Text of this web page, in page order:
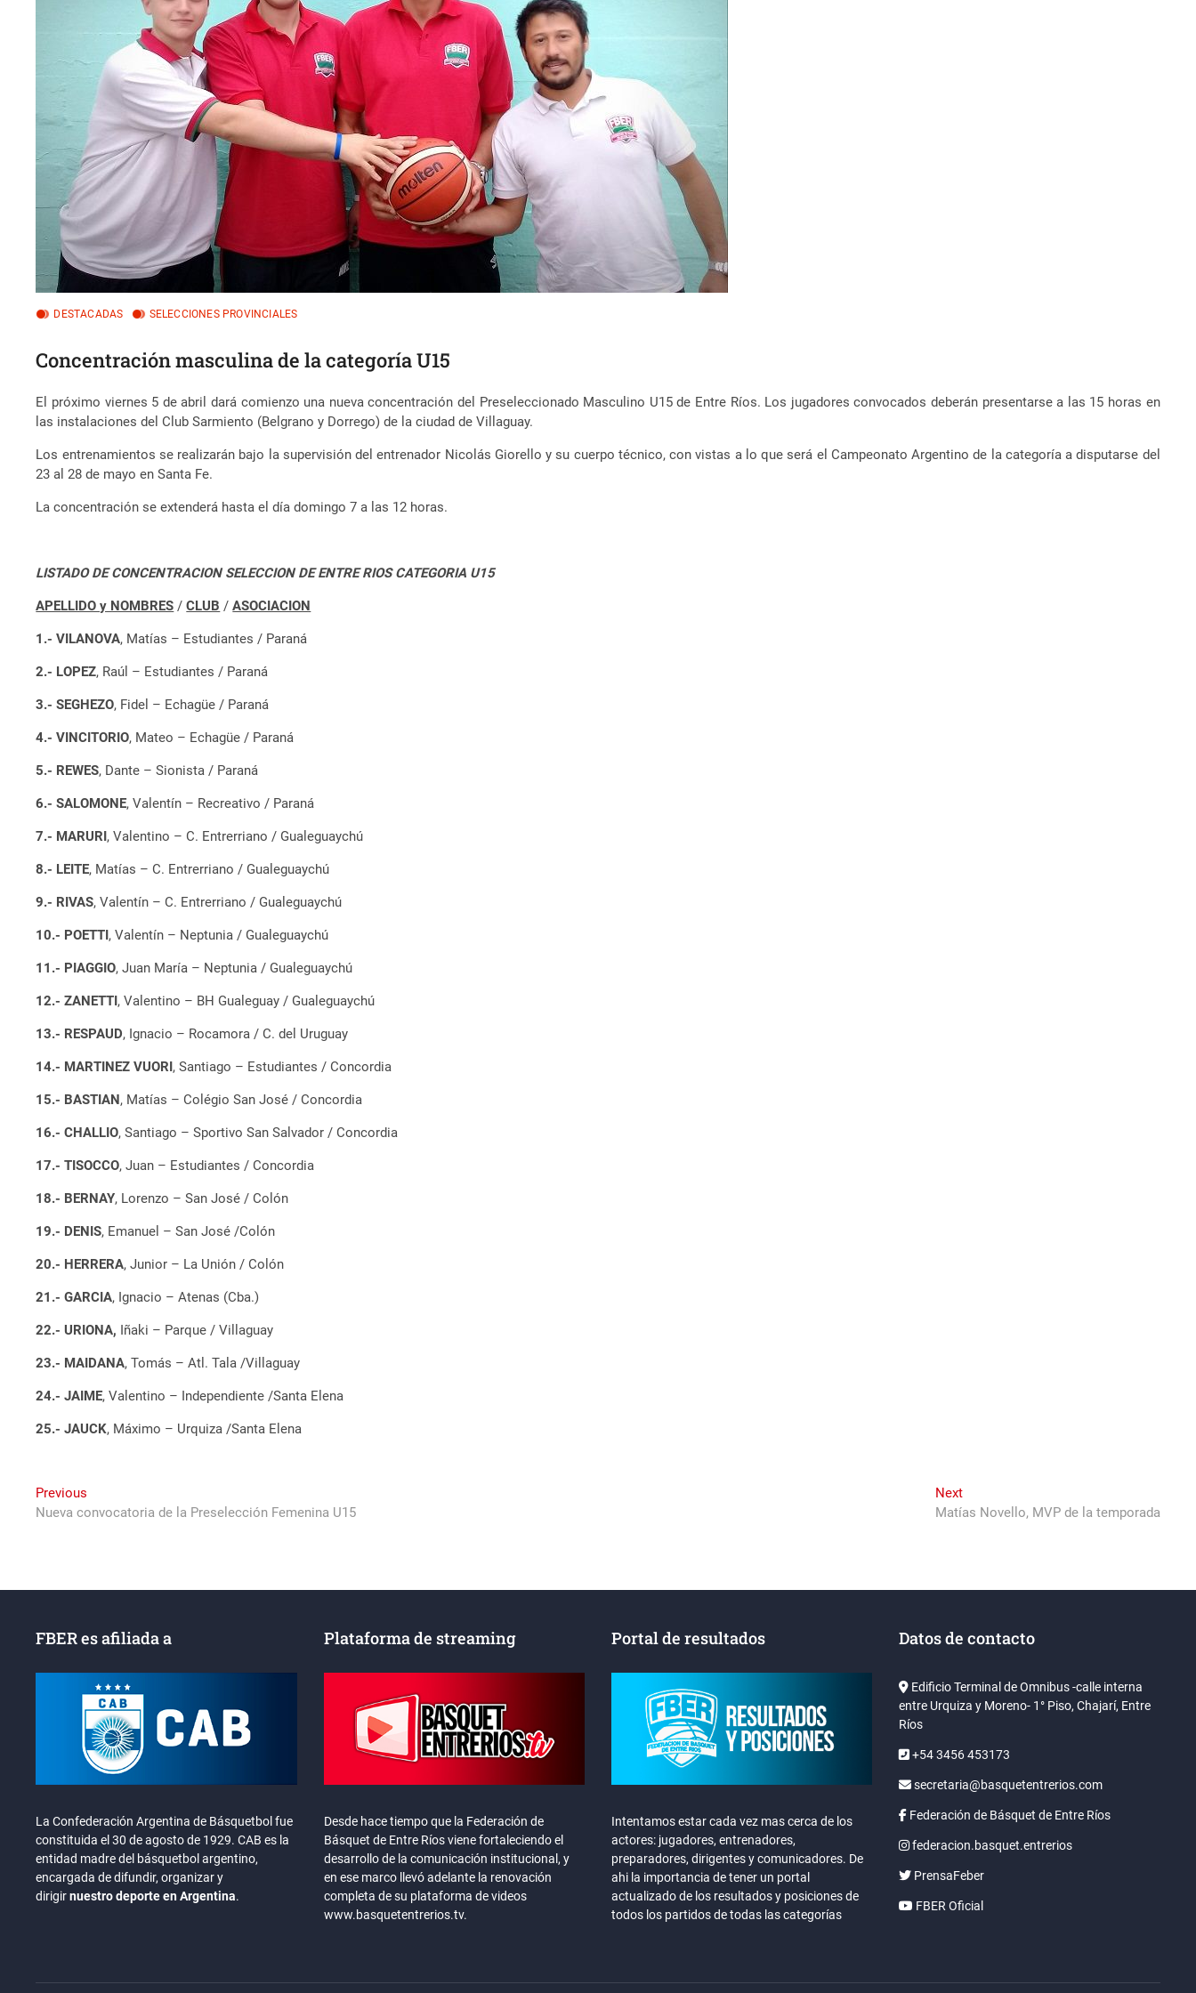
DESTACADAS SELECCIONES PROVINCIALES
Concentración masculina de la categoría U15
El próximo viernes 5 de abril dará comienzo una nueva concentración del Preseleccionado Masculino U15 de Entre Ríos. Los jugadores convocados deberán presentarse a las 15 horas en
las instalaciones del Club Sarmiento (Belgrano y Dorrego) de la ciudad de Villaguay.
Los entrenamientos se realizarán bajo la supervisión del entrenador Nicolás Giorello y su cuerpo técnico, con vistas a lo que será el Campeonato Argentino de la categoría a disputarse del
23 al 28 de mayo en Santa Fe.
La concentración se extenderá hasta el día domingo 7 a las 12 horas.
LISTADO DE CONCENTRACION SELECCION DE ENTRE RIOS CATEGORIA U15
APELLIDO y NOMBRES /CLUB /ASOCIACION
1.- VILANOVA, Matías – Estudiantes / Paraná
2.- LOPEZ, Raúl – Estudiantes / Paraná
3.- SEGHEZO, Fidel – Echagüe / Paraná
4.- VINCITORIO, Mateo – Echagüe / Paraná
5.- REWES, Dante – Sionista / Paraná
6.- SALOMONE, Valentín – Recreativo / Paraná
7.- MARURI, Valentino – C. Entrerriano / Gualeguaychú
8.- LEITE, Matías – C. Entrerriano / Gualeguaychú
9.- RIVAS, Valentín – C. Entrerriano / Gualeguaychú
10.- POETTI, Valentín – Neptunia / Gualeguaychú
11.- PIAGGIO, Juan María – Neptunia / Gualeguaychú
12.- ZANETTI, Valentino – BH Gualeguay / Gualeguaychú
13.- RESPAUD, Ignacio – Rocamora / C. del Uruguay
14.- MARTINEZ VUORI, Santiago – Estudiantes / Concordia
15.- BASTIAN, Matías – Colégio San José / Concordia
16.- CHALLIO, Santiago – Sportivo San Salvador / Concordia
17.- TISOCCO, Juan – Estudiantes / Concordia
18.- BERNAY, Lorenzo – San José / Colón
19.- DENIS, Emanuel – San José /Colón
20.- HERRERA, Junior – La Unión / Colón
21.- GARCIA, Ignacio – Atenas (Cba.)
22.- URIONA, Iñaki – Parque / Villaguay
23.- MAIDANA, Tomás – Atl. Tala /Villaguay
24.- JAIME, Valentino – Independiente /Santa Elena
25.- JAUCK, Máximo – Urquiza /Santa Elena
Navegación
de
Previous
post:
Nueva convocatoria de la Preselección Femenina U15
NextNext
post:
Matías Novello, MVP de la temporada
FBER es afiliada a
La Confederación Argentina de Básquetbol fue
constituida el 30 de agosto de 1929. CAB es la
entidad madre del básquetbol argentino,
encargada de difundir, organizar y
dirigirnuestro deporte en Argentina.
Plataforma de streaming
Desde hace tiempo que la Federación de
Básquet de Entre Ríos viene fortaleciendo el
desarrollo de la comunicación institucional, y
en ese marco llevó adelante la renovación
completa de su plataforma de videos
www.basquetentrerios.tv.
Portal de resultados
Intentamos estar cada vez mas cerca de los
actores: jugadores, entrenadores,
preparadores, dirigentes y comunicadores. De
ahi la importancia de tener un portal
actualizado de los resultados y posiciones de
todos los partidos de todas las categorías
Datos de contacto
Edificio Terminal de Omnibus -calle interna
entre Urquiza y Moreno- 1° Piso, Chajarí, Entre
Ríos
+54 3456 453173
secretaria@basquetentrerios.com
Federación de Básquet de Entre Ríos
federacion.basquet.entrerios
PrensaFeber
FBER Oficial